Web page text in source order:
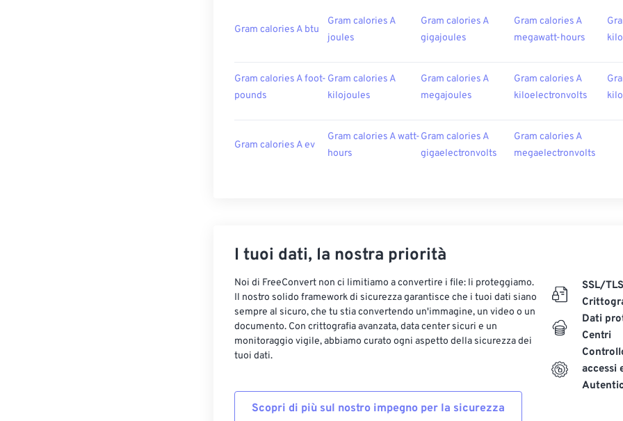
Gram calories A btu
Gram calories A
joules
Gram calories A
gigajoules
Gram calories A
megawatt-hours
Gram calories A foot-
pounds
Gram calories A
kilojoules
Gram calories A
megajoules
Gram calories A
kiloelectronvolts
Gram calories A ev
Gram calories A watt-
hours
Gram calories A
gigaelectronvolts
Gram calories A
megaelectronvolts
I tuoi dati, la nostra priorità
Noi di FreeConvert non ci limitiamo a convertire i file: li proteggiamo.
Il nostro solido framework di sicurezza garantisce che i tuoi dati siano
sempre al sicuro, che tu stia convertendo un'immagine, un video o un
documento. Con crittografia avanzata, data center sicuri e un
monitoraggio vigile, abbiamo curato ogni aspetto della sicurezza dei
tuoi dati.
Scopri di più sul nostro impegno per la sicurezza
SSL/TLS
Dati
Centri
accessi